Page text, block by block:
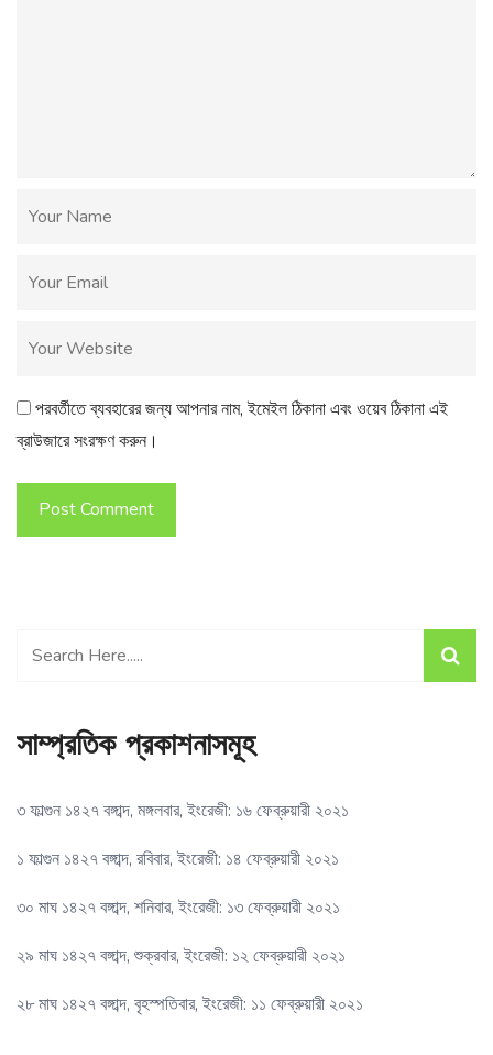
পরবর্তীতে ব্যবহারের জন্য আপনার নাম, ইমেইল ঠিকানা এবং ওয়েব ঠিকানা এই
ব্রাউজারে সংরক্ষণ করুন।
Post Comment
সাম্প্রতিক প্রকাশনাসমূহ
৩ ফাল্গুন ১৪২৭ বঙ্গাব্দ, মঙ্গলবার, ইংরেজী: ১৬ ফেব্রুয়ারী ২০২১
১ ফাল্গুন ১৪২৭ বঙ্গাব্দ, রবিবার, ইংরেজী: ১৪ ফেব্রুয়ারী ২০২১
৩০ মাঘ ১৪২৭ বঙ্গাব্দ, শনিবার, ইংরেজী: ১৩ ফেব্রুয়ারী ২০২১
২৯ মাঘ ১৪২৭ বঙ্গাব্দ, শুক্রবার, ইংরেজী: ১২ ফেব্রুয়ারী ২০২১
২৮ মাঘ ১৪২৭ বঙ্গাব্দ, বৃহস্পতিবার, ইংরেজী: ১১ ফেব্রুয়ারী ২০২১